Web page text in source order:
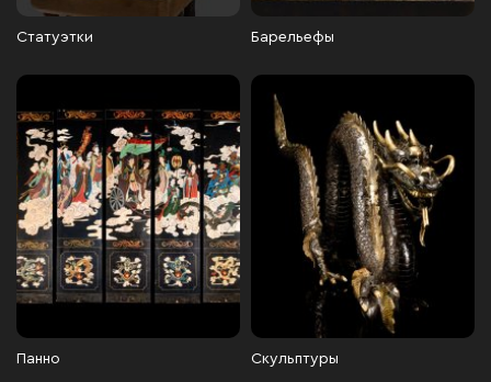
Статуэтки Барельефы
Панно Скульптуры